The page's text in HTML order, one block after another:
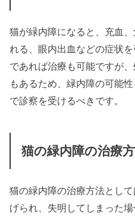
猫が緑内障になると、充血
れる、眼内出血などの症状
であれば治療も可能ですが
もあるため、緑内障の可能
で診察を受けるべきです。
猫の緑内障の治療
猫の緑内障の治療方法とし
げられ、失明してしまった